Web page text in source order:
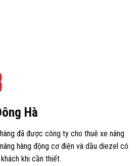
Hà
đã được công ty cho thuê xe nâng
hàng động cơ điện và dầu diezel có
khi cần thiết.